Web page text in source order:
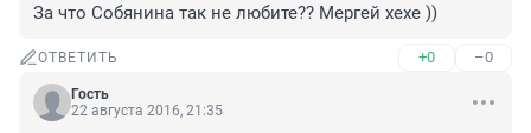
За что Собянина так не любите?? Мергей хехе ))
ОТВЕТИТЬ +0 –0
Гость
22 августа 2016, 21:35